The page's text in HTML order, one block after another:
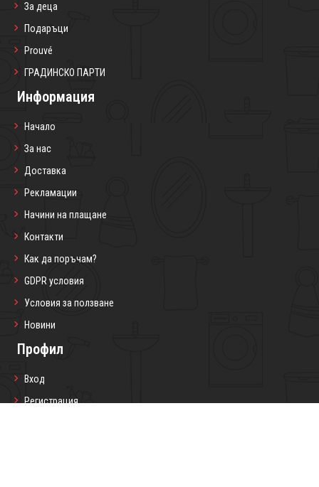
За деца
Подаръци
Prouvé
ГРАДИНСКО ПАРТИ
Информация
Начало
За нас
Доставка
Рекламации
Начини на плащане
Контакти
Как да поръчам?
GDPR условия
Условия за ползване
Новини
Профил
Вход
Регистрация